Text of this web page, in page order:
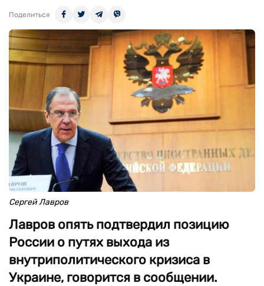
Поделиться
Сергей Лавров
Лавров опять подтвердил позицию
России о путях выхода из
внутриполитического кризиса в
Украине, говорится в сообщении.